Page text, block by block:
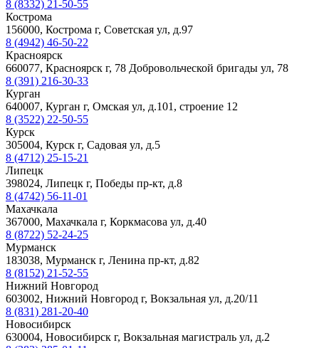
8 (8332) 21-50-55
Кострома
156000, Кострома г, Советская ул, д.97
8 (4942) 46-50-22
Красноярск
660077, Красноярск г, 78 Добровольческой бригады ул, 78
8 (391) 216-30-33
Курган
640007, Курган г, Омская ул, д.101, строение 12
8 (3522) 22-50-55
Курск
305004, Курск г, Садовая ул, д.5
8 (4712) 25-15-21
Липецк
398024, Липецк г, Победы пр-кт, д.8
8 (4742) 56-11-01
Махачкала
367000, Махачкала г, Коркмасова ул, д.40
8 (8722) 52-24-25
Мурманск
183038, Мурманск г, Ленина пр-кт, д.82
8 (8152) 21-52-55
Нижний Новгород
603002, Нижний Новгород г, Вокзальная ул, д.20/11
8 (831) 281-20-40
Новосибирск
630004, Новосибирск г, Вокзальная магистраль ул, д.2